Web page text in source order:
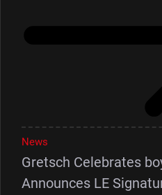
News
Gretsch Celebrates
Announces LE